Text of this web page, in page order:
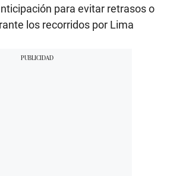
para evitar retrasos o
los recorridos por Lima